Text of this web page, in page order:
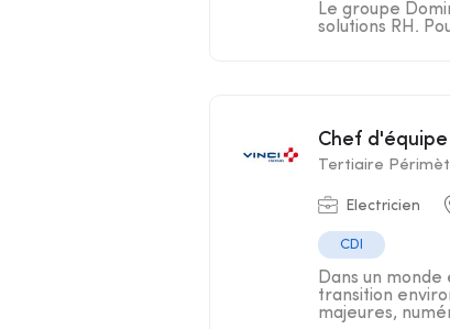
Le groupe
solutions RH.
Chef
Tertiaire
Electricien
CDI
Dans un
transition
majeures,